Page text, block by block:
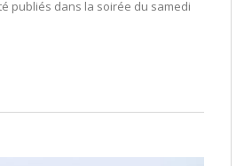
publiés dans la soirée du samedi